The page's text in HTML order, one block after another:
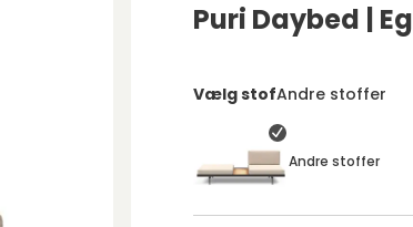
Puri Daybed | Eg
Vælg stofAndre stoffer
Andre stoffer